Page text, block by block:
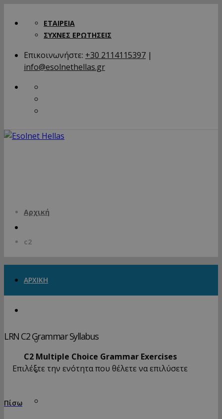
ΕΤΑΙΡΕΙΑ
ΣΥΧΝΕΣ ΕΡΩΤΗΣΕΙΣ
Επικοινωνήστε: +30 2114115397 |
info@esolnethellas.gr
Αρχική
c2
ΑΡΧΙΚΗ
LRN B1 Level
LRN B2 Level
LRN C2 Grammar Syllabus
C2 Multiple Choice Grammar Exercises
Επιλέξτε την ενότητα που θέλετε να επιλύσετε
Πίσω